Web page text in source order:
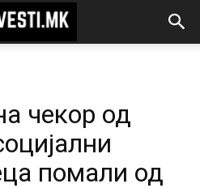
чекор од
помали од